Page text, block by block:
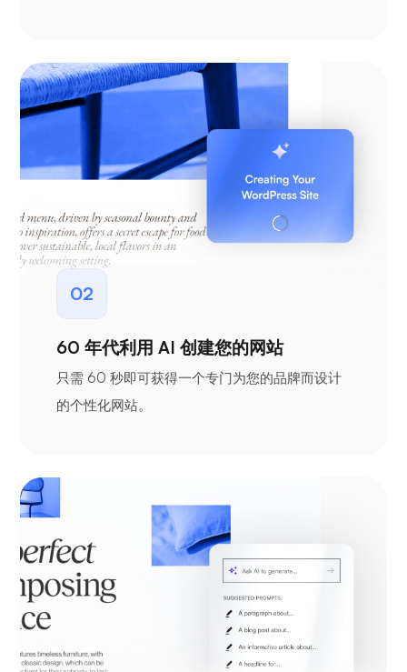
02
60 年代利用 AI 创建您的网站
只需 60 秒即可获得一个专门为您的品牌而设计
的个性化网站。